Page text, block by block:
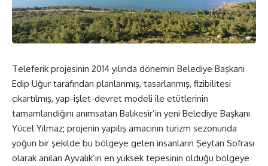
Teleferik projesinin 2014 yılında dönemin Belediye Başkanı
Edip Uğur tarafından planlanmış, tasarlanmış, fizibilitesi
çıkartılmış, yap-işlet-devret modeli ile etütlerinin
tamamlandığını anımsatan Balıkesir’in yeni Belediye Başkanı
Yücel Yılmaz; projenin yapılış amacının turizm sezonunda
yoğun bir şekilde bu bölgeye gelen insanların Şeytan Sofrası
olarak anılan Ayvalık’ın en yüksek tepesinin olduğu bölgeye